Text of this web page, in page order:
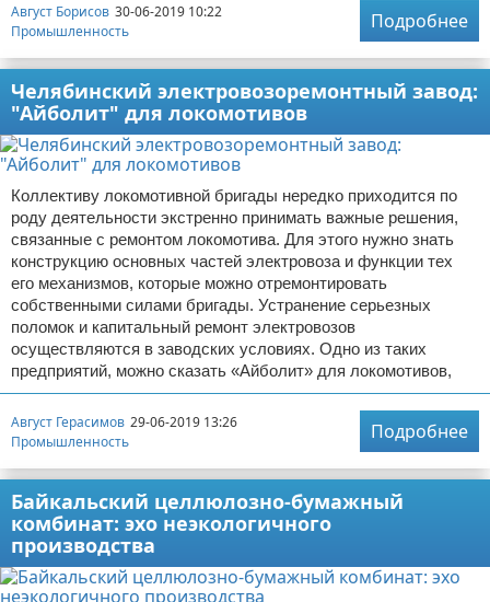
Август Борисов 30-06-2019 10:22
Промышленность
Подробнее
Челябинский электровозоремонтный завод:
"Айболит" для локомотивов
Коллективу локомотивной бригады нередко приходится по
роду деятельности экстренно принимать важные решения,
связанные с ремонтом локомотива. Для этого нужно знать
конструкцию основных частей электровоза и функции тех
его механизмов, которые можно отремонтировать
собственными силами бригады. Устранение серьезных
поломок и капитальный ремонт электровозов
осуществляются в заводских условиях. Одно из таких
предприятий, можно сказать «Айболит» для локомотивов,
Август Герасимов 29-06-2019 13:26
Промышленность
Подробнее
Байкальский целлюлозно-бумажный
комбинат: эхо неэкологичного
производства